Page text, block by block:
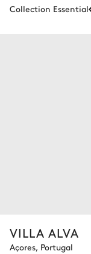
Collection Essential
VILLA ALVA
Açores, Portugal